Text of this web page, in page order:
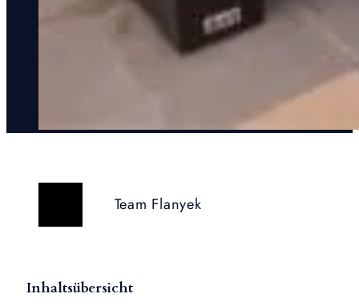
Team Flanyek
Inhaltsübersicht